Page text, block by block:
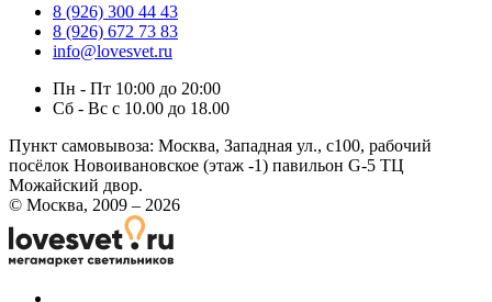
8 (926) 300 44 43
8 (926) 672 73 83
info@lovesvet.ru
Пн - Пт 10:00 до 20:00
Сб - Вс с 10.00 до 18.00
Пункт самовывоза: Москва, Западная ул., с100, рабочий
посёлок Новоивановское (этаж -1) павильон G-5 ТЦ
Можайский двор.
© Москва, 2009 – 2026